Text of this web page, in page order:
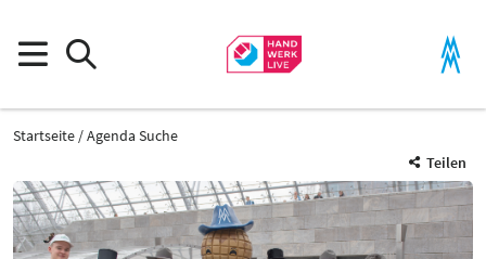
Startseite
Agenda Suche
Teilen